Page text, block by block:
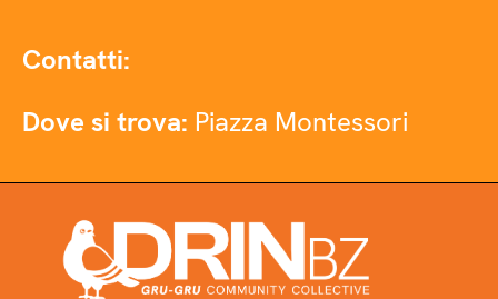
Contatti:
Dove si trova: Piazza Montessori